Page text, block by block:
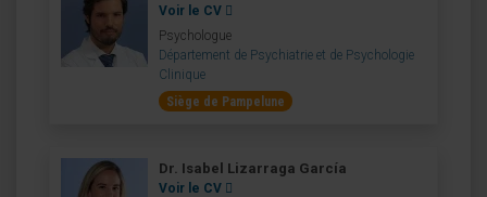
Voir le CV
Psychologue
Département de Psychiatrie et de Psychologie
Clinique
Siège de Pampelune
Dr. Isabel Lizarraga García
Voir le CV